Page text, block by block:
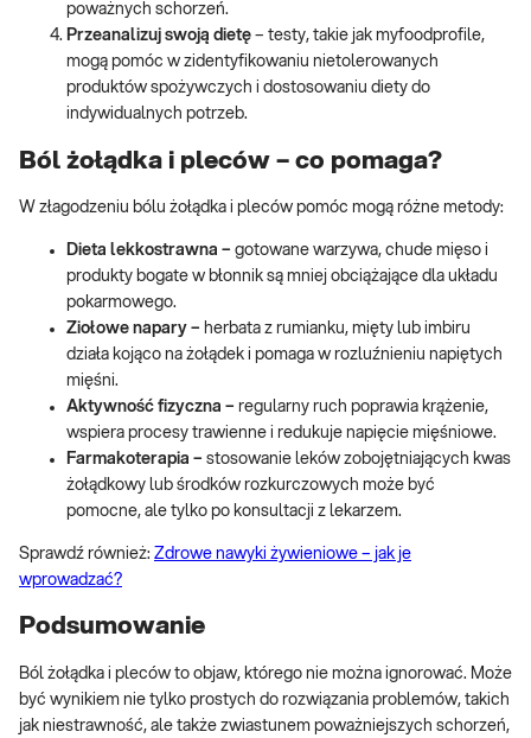
poważnych schorzeń.
Przeanalizuj swoją dietę – testy, takie jak myfoodprofile,
mogą pomóc w zidentyfikowaniu nietolerowanych
produktów spożywczych i dostosowaniu diety do
indywidualnych potrzeb.
Ból żołądka i pleców – co pomaga?
W złagodzeniu bólu żołądka i pleców pomóc mogą różne metody:
Dieta lekkostrawna – gotowane warzywa, chude mięso i
produkty bogate w błonnik są mniej obciążające dla układu
pokarmowego.
Ziołowe napary – herbata z rumianku, mięty lub imbiru
działa kojąco na żołądek i pomaga w rozluźnieniu napiętych
mięśni.
Aktywność fizyczna – regularny ruch poprawia krążenie,
wspiera procesy trawienne i redukuje napięcie mięśniowe.
Farmakoterapia – stosowanie leków zobojętniających kwas
żołądkowy lub środków rozkurczowych może być
pomocne, ale tylko po konsultacji z lekarzem.
Sprawdź również: Zdrowe nawyki żywieniowe – jak je
wprowadzać?
Podsumowanie
Ból żołądka i pleców to objaw, którego nie można ignorować. Może
być wynikiem nie tylko prostych do rozwiązania problemów, takich
jak niestrawność, ale także zwiastunem poważniejszych schorzeń,